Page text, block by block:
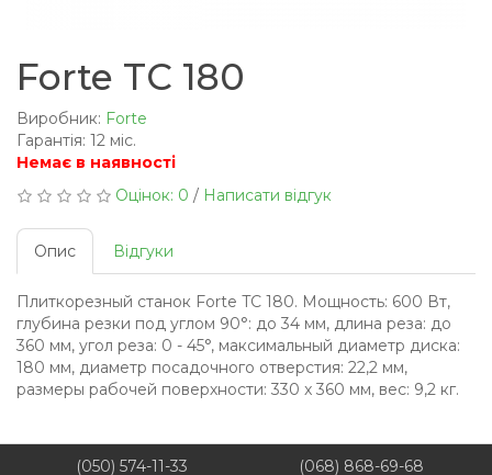
Forte TC 180
Виробник: Forte
Гарантія: 12 міс.
Немає в наявності
Оцінок: 0 / Написати відгук
Опис Відгуки
Плиткорезный станок Forte TC 180. Мощность: 600 Вт,
глубина резки под углом 90°: до 34 мм, длина реза: до
360 мм, угол реза: 0 - 45°, максимальный диаметр диска:
180 мм, диаметр посадочного отверстия: 22,2 мм,
размеры рабочей поверхности: 330 x 360 мм, вес: 9,2 кг.
(050) 574-11-33 (068) 868-69-68